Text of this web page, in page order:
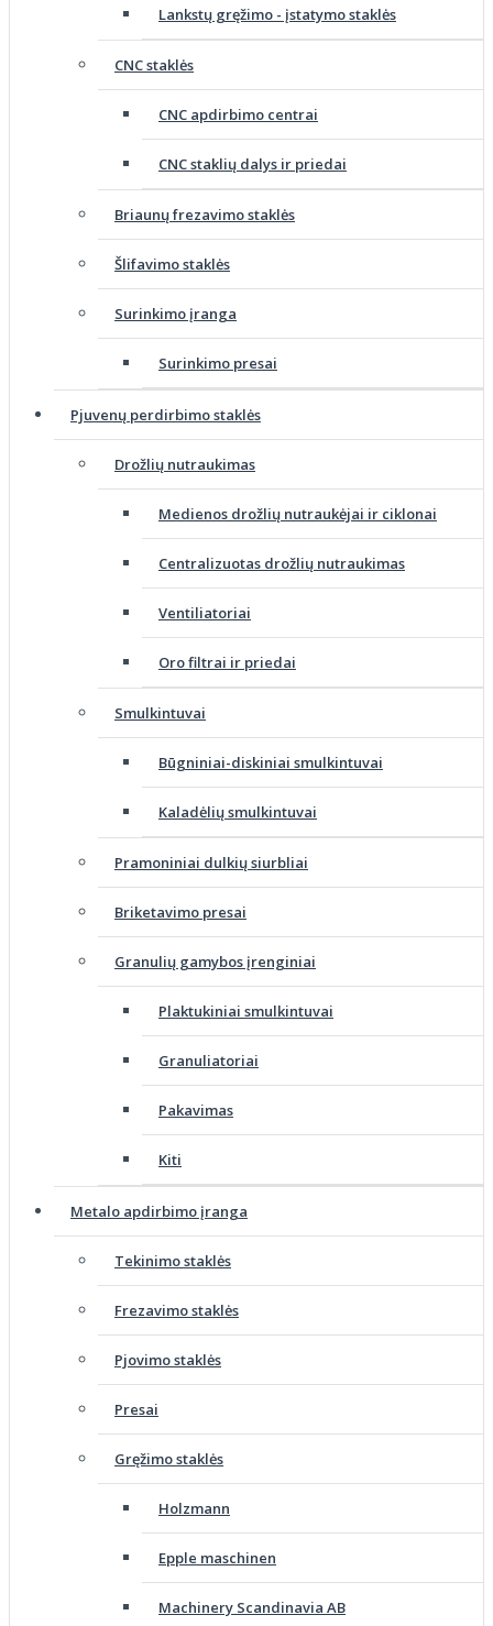
Lankstų gręžimo - įstatymo staklės
CNC staklės
CNC apdirbimo centrai
CNC staklių dalys ir priedai
Briaunų frezavimo staklės
Šlifavimo staklės
Surinkimo įranga
Surinkimo presai
Pjuvenų perdirbimo staklės
Drožlių nutraukimas
Medienos drožlių nutraukėjai ir ciklonai
Centralizuotas drožlių nutraukimas
Ventiliatoriai
Oro filtrai ir priedai
Smulkintuvai
Būgniniai-diskiniai smulkintuvai
Kaladėlių smulkintuvai
Pramoniniai dulkių siurbliai
Briketavimo presai
Granulių gamybos įrenginiai
Plaktukiniai smulkintuvai
Granuliatoriai
Pakavimas
Kiti
Metalo apdirbimo įranga
Tekinimo staklės
Frezavimo staklės
Pjovimo staklės
Presai
Gręžimo staklės
Holzmann
Epple maschinen
Machinery Scandinavia AB